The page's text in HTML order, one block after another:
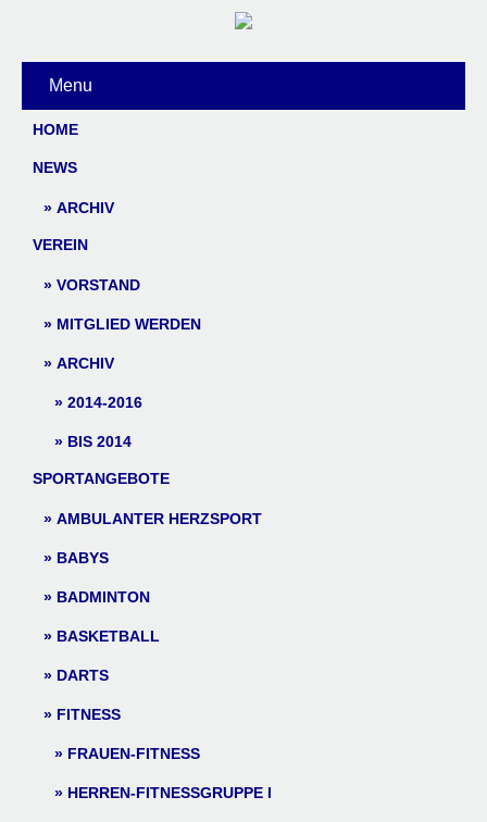
Menu
HOME
NEWS
ARCHIV
VEREIN
VORSTAND
MITGLIED WERDEN
ARCHIV
2014-2016
BIS 2014
SPORTANGEBOTE
AMBULANTER HERZSPORT
BABYS
BADMINTON
BASKETBALL
DARTS
FITNESS
FRAUEN-FITNESS
HERREN-FITNESSGRUPPE I